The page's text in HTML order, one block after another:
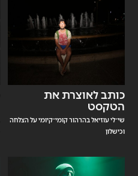
כותב לאוצרת את
הטקסט
שי־לי עוזיאל בהרהור קומי־קיומי על הצלחה
וכישלון